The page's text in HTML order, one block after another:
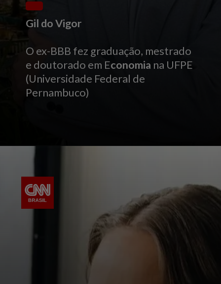
Gil do Vigor
O ex-BBB fez graduação, mestrado
e doutorado em Economia na UFPE
(Universidade Federal de
Pernambuco)